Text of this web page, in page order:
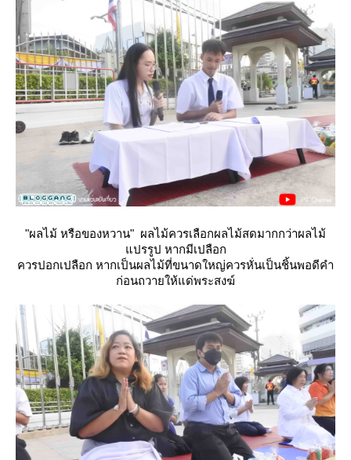
"ผลไม้ หรือของหวาน" ผลไม้ควรเลือกผลไม้สดมากกว่าผลไม้
ปรรูป หากมีเปลือก
ควรปอกเปลือก หากเป็นผลไม้ที่ขนาดใหญ่ควรหั่นเป็นชิ้นพอดีคำ
ก่อนถวายให้แด่พระสงฆ์